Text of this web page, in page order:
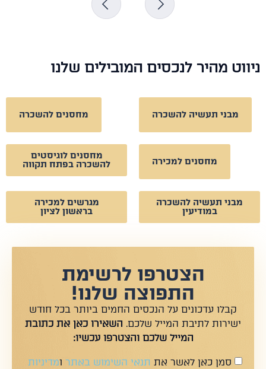
מהיר לנכסים המובילים שלנו
מבני תעשיה להשכרה מחסנים להשכרה
מחסנים למכירה
מחסנים לוגיסטים
להשכרה בפתח תקווה
מבני תעשיה להשכרה
במודיעין
מגרשים למכירה
בראשון לציון
הצטרפו לרשימת
התפוצה שלנו!
קבלו עדכונים על הנכסים החמים ביותר בכל חודש
ישירות לתיבת המייל שלכם.השאירו כאן את כתובת
המייל שלכם והצטרפו עכשיו:
סמן כאן לאשר אתתנאי השימוש באתרומדיניות